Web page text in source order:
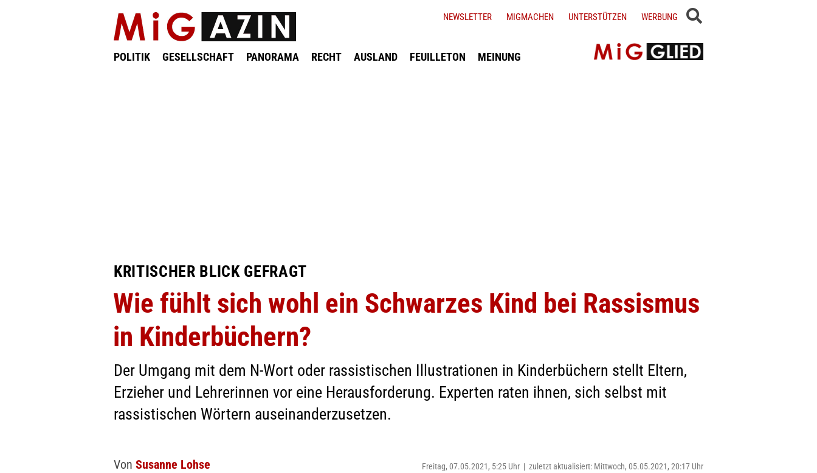
POLITIK GESELLSCHAFT PANORAMA RECHT AUSLAND FEUILLETON MEINUNG
NEWSLETTER MIGMACHEN UNTERSTÜTZEN WERBUNG
KRITISCHER BLICK GEFRAGT
Wie fühlt sich wohl ein Schwarzes Kind bei Rassismus
in Kinderbüchern?
Der Umgang mit dem N-Wort oder rassistischen Illustrationen in Kinderbüchern stellt Eltern,
Erzieher und Lehrerinnen vor eine Herausforderung. Experten raten ihnen, sich selbst mit
rassistischen Wörtern auseinanderzusetzen.
Von Susanne Lohse Freitag, 07.05.2021, 5:25 Uhr | zuletzt aktualisiert: Mittwoch, 05.05.2021, 20:17 Uhr